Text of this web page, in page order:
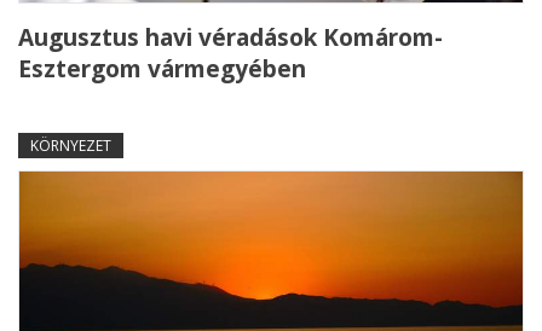
Augusztus havi véradások Komárom-
Esztergom vármegyében
KÖRNYEZET